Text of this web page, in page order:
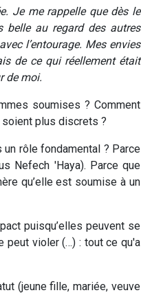
Je me rappelle que dès le
belle au regard des autres
l’entourage. Mes envies
de ce qui réellement était
de moi.
soumises ? Comment
soient plus discrets ?
rôle fondamental ? Parce
Nefech 'Haya). Parce que
qu’elle est soumise à un
puisqu’elles peuvent se
peut violer (…) : tout ce qu'a
(jeune fille, mariée, veuve